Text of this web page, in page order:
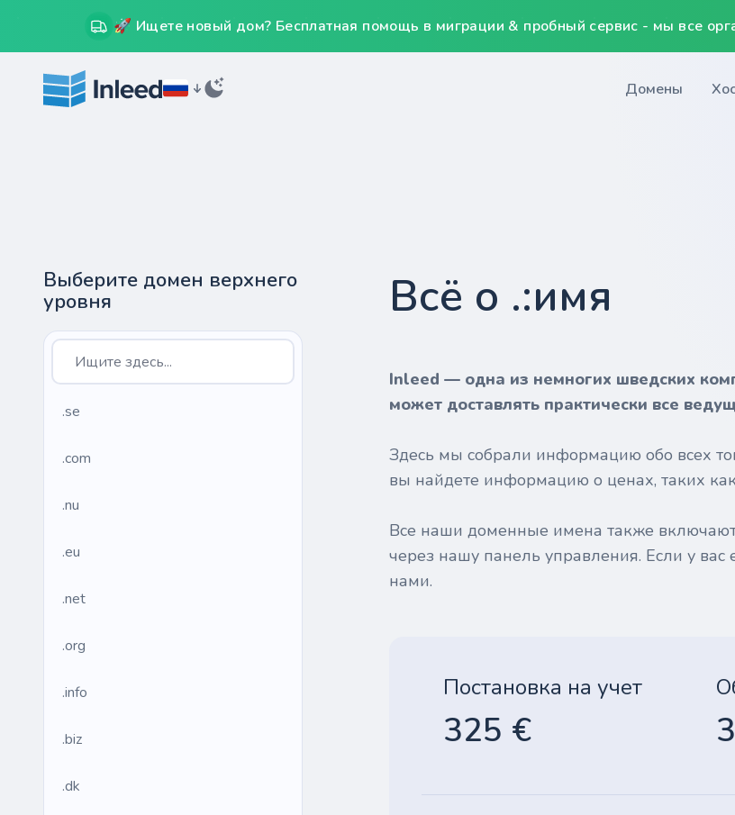
🚀 Ищете новый дом? Бесплатная помощь в миграции & пробный сервис - мы все
Домены
Выберите домен верхнего
уровня
.se
.com
.nu
.eu
.net
.org
.info
.biz
.dk
Всё о .:имя
Inleed — одна из немногих шведских
может доставлять практически все
Здесь мы собрали информацию обо всех
вы найдете информацию о ценах, таких
Все наши доменные имена также
через нашу панель управления. Если у вас
нами.
Постановка на учет
325 €